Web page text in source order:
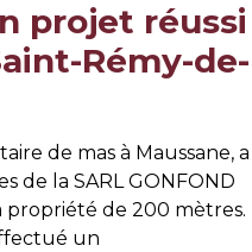
projet réussi
Rémy-de-
de mas à Maussane, a
de la SARL GONFOND
propriété de 200 mètres.
un